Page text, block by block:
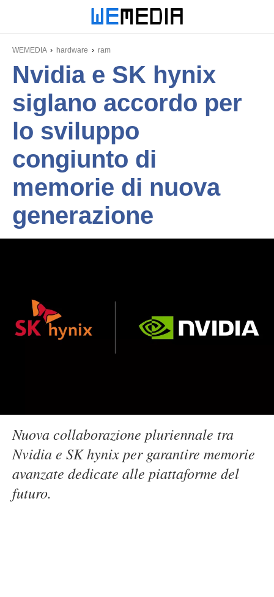
WEMEDIA hardware ram
Nvidia e SK hynix
siglano accordo per
lo sviluppo
congiunto di
memorie di nuova
generazione
Nuova collaborazione pluriennale tra
Nvidia e SK hynix per garantire memorie
avanzate dedicate alle piattaforme del
futuro.